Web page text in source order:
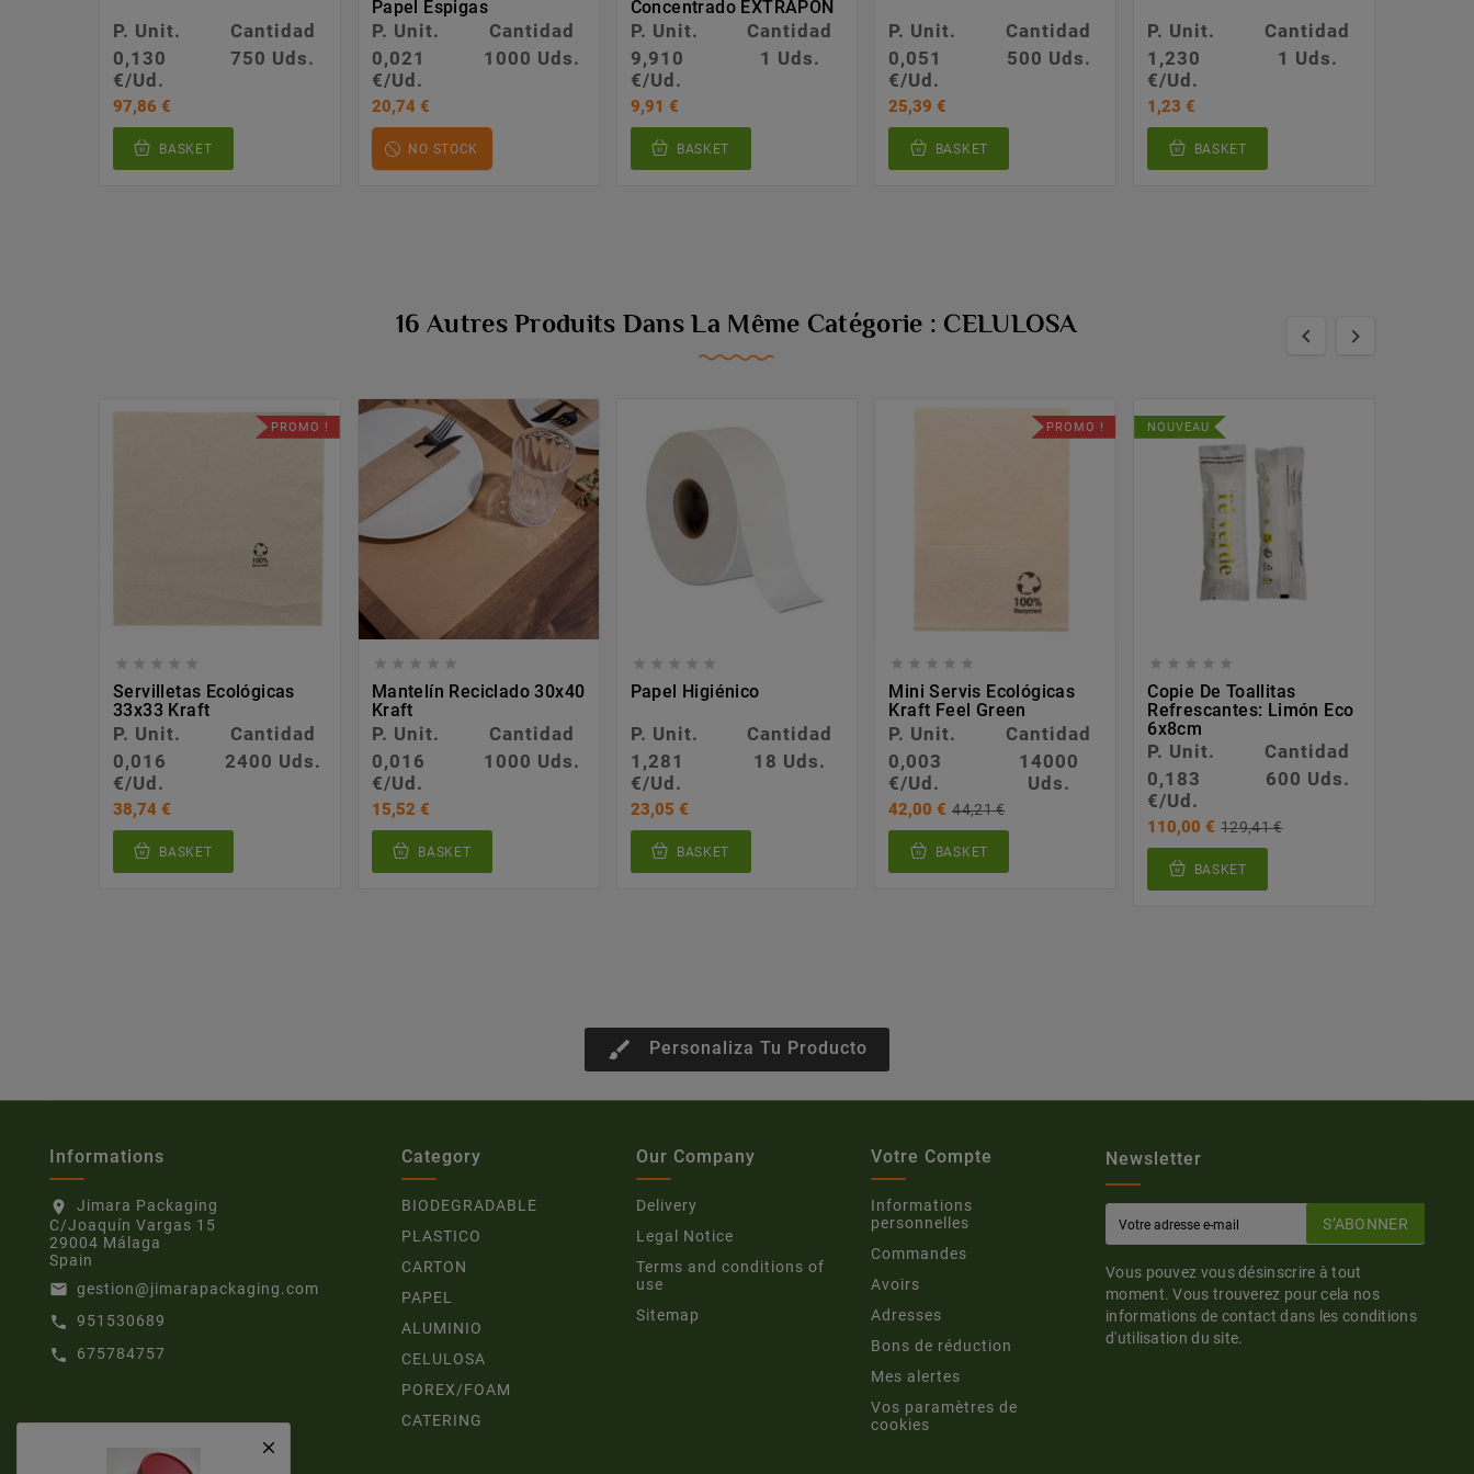

P. Unit.
Cantidad
0,130
€/Ud.
750 Uds.
97,86 €
BASKET
Papel Espigas
P. Unit.
Cantidad
0,021
€/Ud.
1000 Uds.
20,74 €
NO STOCK
Concentrado EXTRAPON
P. Unit.
Cantidad
9,910
€/Ud.
1 Uds.
9,91 €
BASKET
P. Unit.
Cantidad
0,051
€/Ud.
500 Uds.
25,39 €
BASKET
P. Unit.
Cantidad
1,230
€/Ud.
1 Uds.
1,23 €
BASKET
16 Autres Produits Dans La Même Catégorie : CELULOSA  
PROMO !
    
Servilletas Ecológicas
33x33 Kraft
P. Unit.
Cantidad
0,016
€/Ud.
2400 Uds.
38,74 €
BASKET
    
Mantelín Reciclado 30x40
Kraft
P. Unit.
Cantidad
0,016
€/Ud.
1000 Uds.
15,52 €
BASKET
    
Papel Higiénico
P. Unit.
Cantidad
1,281
€/Ud.
18 Uds.
23,05 €
BASKET
PROMO !
    
Mini Servis Ecológicas
Kraft Feel Green
P. Unit.
Cantidad
0,003
€/Ud.
14000
Uds.
42,00 € 44,21 €
BASKET
NOUVEAU
    
Copie De Toallitas
Refrescantes: Limón Eco
6x8cm
P. Unit.
Cantidad
0,183
€/Ud.
600 Uds.
110,00 € 129,41 €
BASKET
brush Personaliza Tu Producto
Informations
location_on
Jimara Packaging
C/Joaquín Vargas 15
29004 Málaga
Spain
email gestion@jimarapackaging.com
call 951530689
call 675784757
Category
BIODEGRADABLE
PLASTICO
CARTON
PAPEL
ALUMINIO
CELULOSA
POREX/FOAM
CATERING
Our Company
Delivery
Legal Notice
Terms and conditions of
use
Sitemap
Votre Compte
Informations
personnelles
Commandes
Avoirs
Adresses
Bons de réduction
Mes alertes
Vos paramètres de
cookies
Newsletter
S’ABONNER
Vous pouvez vous désinscrire à tout
moment. Vous trouverez pour cela nos
informations de contact dans les conditions
d'utilisation du site.